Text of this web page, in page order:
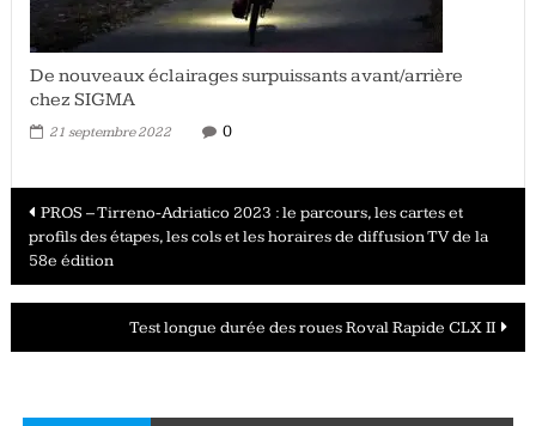
De nouveaux éclairages surpuissants avant/arrière
chez SIGMA
21 septembre 2022 0
Navigation
des
articles
PROS – Tirreno-Adriatico 2023 : le parcours, les cartes et
profils des étapes, les cols et les horaires de diffusion TV de la
58e édition
Test longue durée des roues Roval Rapide CLX II